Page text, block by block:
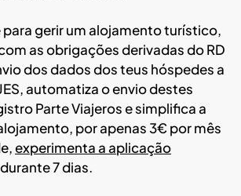
gerir um alojamento turístico,
as obrigações derivadas do RD
dos dados dos teus hóspedes a
automatiza o envio destes
Parte Viajeros e simplifica a
por apenas 3€ por mês
experimenta a aplicação
durante 7 dias.